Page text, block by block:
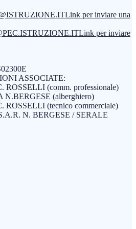
Link per inviare una
Link per inviare
ASSOCIATE:
ROSSELLI (comm. professionale)
N.BERGESE (alberghiero)
ROSSELLI (tecnico commerciale)
N. BERGESE / SERALE